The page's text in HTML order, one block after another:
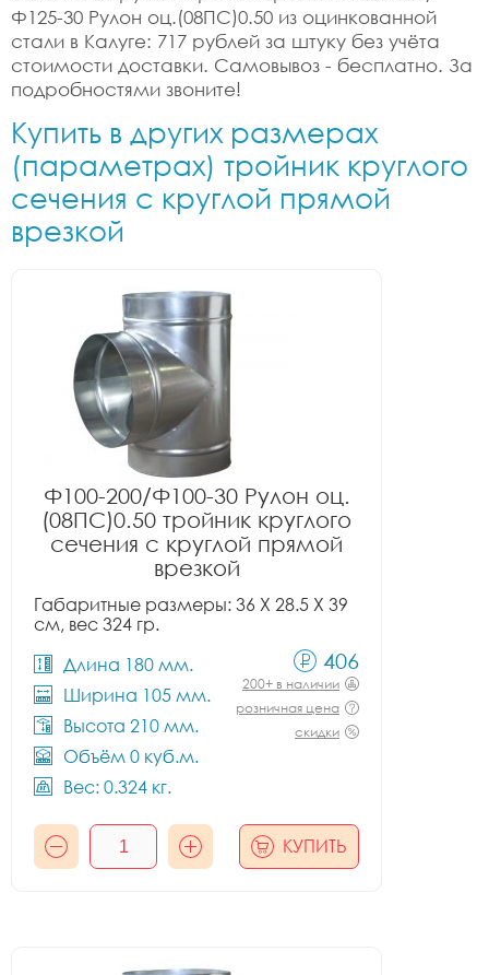
Ф125-30 Рулон оц.(08ПС)0.50 из оцинкованной
стали в Калуге: 717 рублей за штуку без учёта
стоимости доставки. Самовывоз - бесплатно. За
подробностями звоните!
Купить в других размерах
(параметрах) тройник круглого
сечения с круглой прямой
врезкой
Ф100-200/Ф100-30 Рулон оц.
(08ПС)0.50 тройник круглого
сечения с круглой прямой
врезкой
Габаритные размеры: 36 X 28.5 X 39
см, вес 324 гр.
Длина 180 мм.
Ширина 105 мм.
Высота 210 мм.
Объём 0 куб.м.
Вес: 0.324 кг.
406
200+ в наличии
розничная цена
скидки
КУПИТЬ